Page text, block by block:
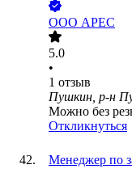
ООО АРЕС
5.0
•
1 отзыв
Пушкин, р-н
Можно без
Откликнуться
Менеджер по